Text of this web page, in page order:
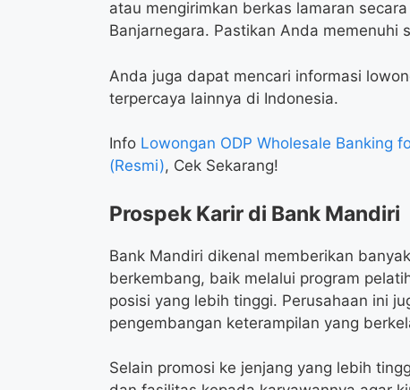
atau mengirimkan berkas lamaran
Banjarnegara. Pastikan Anda
Anda juga dapat mencari informasi
terpercaya lainnya di Indonesia.
Info Lowongan ODP Wholesale Banking
(Resmi), Cek Sekarang!
Prospek Karir di Bank Mandiri
Bank Mandiri dikenal memberikan
berkembang, baik melalui program
posisi yang lebih tinggi. Perusahaan ini
pengembangan keterampilan yang
Selain promosi ke jenjang yang lebih